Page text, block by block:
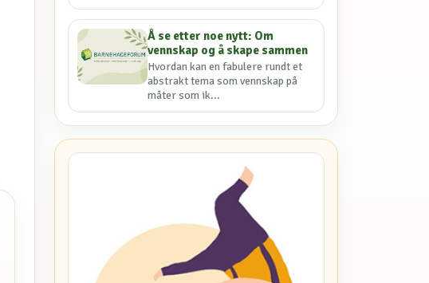
Å se etter noe nytt: Om
vennskap og å skape sammen
Hvordan kan en fabulere rundt et
abstrakt tema som vennskap på
måter som ik...